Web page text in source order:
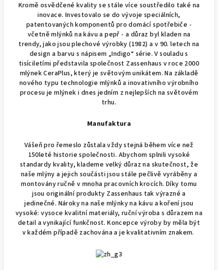
Kromě osvědčené kvality se stále více soustředilo také na
inovace. Investovalo se do vývoje speciálních,
patentovaných komponentů pro domácí spotřebiče -
včetně mlýnků na kávu a pepř - a důraz byl kladen na
trendy, jako jsou plechové výrobky (1982) a v 90. letech na
design a barvu s nápisem „Indigo“ série. V souladu s
tisíciletími představila společnost Zassenhaus v roce 2000
mlýnek CeraPlus, který je světovým unikátem. Na základě
nového typu technologie mlýnků a inovativního výrobního
procesu je mlýnek i dnes jedním z nejlepších na světovém
trhu.
Manufaktura
Vášeň pro řemeslo zůstala vždy stejná během více než
150leté historie společnosti. Abychom splnili vysoké
standardy kvality, klademe velký důraz na skutečnost, že
naše mlýny a jejich součásti jsou stále pečlivě vyráběny a
montovány ručně v mnoha pracovních krocích. Díky tomu
jsou originální produkty Zassenhaus tak výrazné a
jedinečné. Nároky na naše mlýnky na kávu a koření jsou
vysoké: vysoce kvalitní materiály, ruční výroba s důrazem na
detail a vynikající funkčnost. Koncepce výroby by měla být
v každém případě zachována a je kvalitativním znakem.